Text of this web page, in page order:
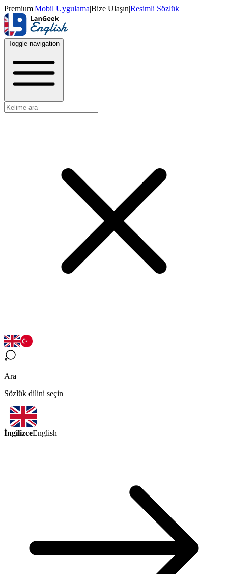
Premium|Mobil Uygulama|Bize Ulaşın|Resimli Sözlük
Toggle navigation
Ara
Sözlük dilini seçin
İngilizceEnglish